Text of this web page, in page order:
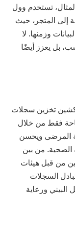
تستخدم وول
إلى المتجر، حيث
وزمنها. لا
بل يعزز أيضًا
تخزين سجلات
فقط من خلال
المرضى ويحسن
الصحية. من بين
من قبل هيئات
السجلات
البيني ورعاية